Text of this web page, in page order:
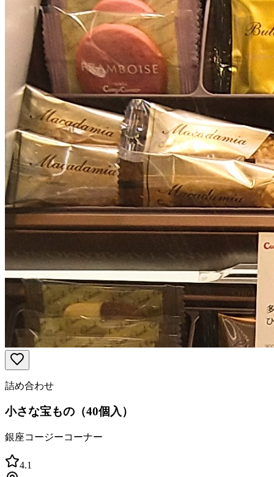
詰め合わせ
小さな宝もの（40個入）
銀座コージーコーナー
4.1